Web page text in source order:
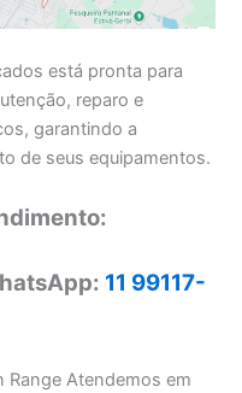
está pronta para
reparo e
garantindo a
de seus equipamentos.
11 99117-
Range Atendemos em